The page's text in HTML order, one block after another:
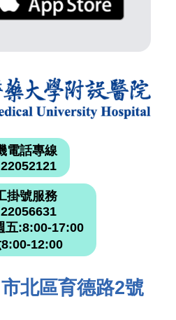
電話專線
掛號服務
五:8:00-17:00
12:00
北區育德路2號